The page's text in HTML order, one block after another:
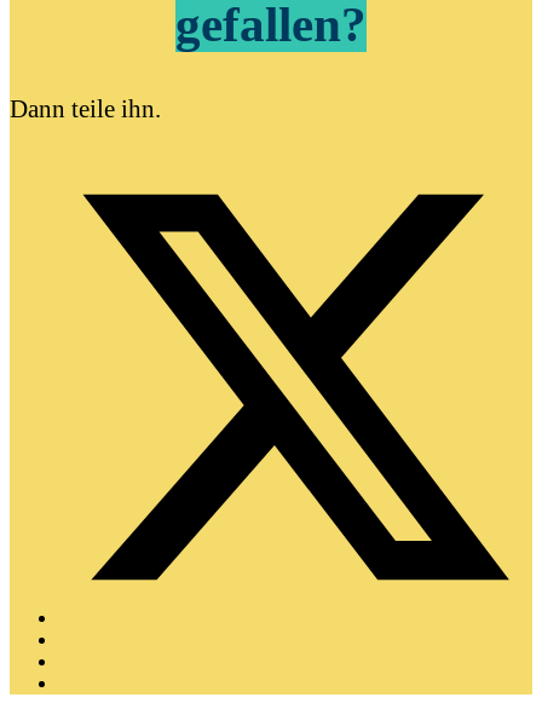
gefallen?
Dann teile ihn.